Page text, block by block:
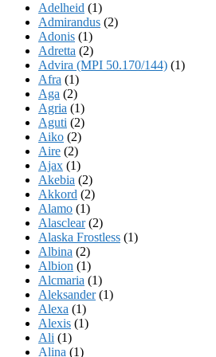
Adelheid (1)
Admirandus (2)
Adonis (1)
Adretta (2)
Advira (MPI 50.170/144) (1)
Afra (1)
Aga (2)
Agria (1)
Aguti (2)
Aiko (2)
Aire (2)
Ajax (1)
Akebia (2)
Akkord (2)
Alamo (1)
Alasclear(2)
Alaska Frostless (1)
Albina (2)
Albion (1)
Alcmaria (1)
Aleksander(1)
Alexa (1)
Alexis (1)
Ali (1)
Alina (1)